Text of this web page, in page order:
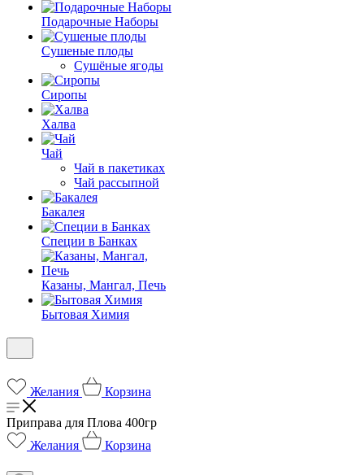
Подарочные Наборы
Cушеные плоды
Сушёные ягоды
Сиропы
Халва
Чай
Чай в пакетиках
Чай рассыпной
Бакалея
Специи в Банках
Казаны, Мангал, Печь
Бытовая Химия
Желания Корзина
Приправа для Плова 400гр
Желания
Корзина